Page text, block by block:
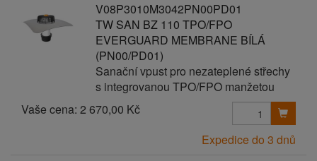
V08P3010M3042PN00PD01
TW SAN BZ 110 TPO/FPO
EVERGUARD MEMBRANE BÍLÁ
(PN00/PD01)
Sanační vpust pro nezateplené střechy
s integrovanou TPO/FPO manžetou
Vaše cena: 2 670,00 Kč
Expedice do 3 dnů